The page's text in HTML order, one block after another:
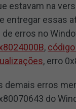
estavam na
entregar essas
erros no
,
, erro
demais erros
do